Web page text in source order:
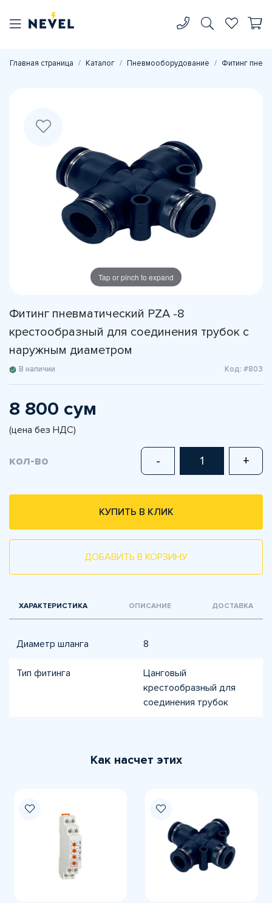
Главная страница Каталог Пневмооборудование Фитинг
Tap or pinch to expand
Фитинг пневматический PZA -8
крестообразный для соединения трубок с
наружным диаметром
В наличии Код: #803
8 800 сум
(цена без НДС)
кол-во - +
КУПИТЬ В КЛИК
ДОБАВИТЬ В КОРЗИНУ
ХАРАКТЕРИСТИКА ОПИСАНИЕ ДОСТАВКА
Диаметр шланга 8
Тип фитинга
Цанговый
крестообразный для
соединения трубок
Как насчет этих